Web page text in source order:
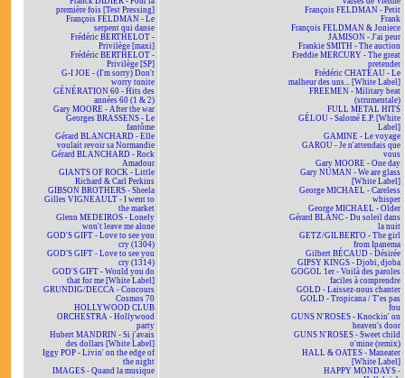
première fois [Test Pressing]
François FELDMAN - Le
serpent qui danse
Frédéric BERTHELOT -
Privilège [maxi]
Frédéric BERTHELOT -
Privilège [SP]
G-I JOE - (I'm sorry) Don't
worry tonite
GÉNÉRATION 60 - Hits des
années 60 (1 & 2)
Gary MOORE - After the war
Georges BRASSENS - Le
fantôme
Gérard BLANCHARD - Elle
voulait revoir sa Normandie
Gérard BLANCHARD - Rock
Amadour
GIANTS OF ROCK - Little
Richard & Carl Perkins
GIBSON BROTHERS - Sheela
Gilles VIGNEAULT - I went to
the market
Glenn MEDEIROS - Lonely
won't leave me alone
GOD'S GIFT - Love to see you
cry (1304)
GOD'S GIFT - Love to see you
cry (1314)
GOD'S GIFT - Would you do
that for me [White Label]
GRUNDIG/DECCA - Concours
Cosmos 70
HOLLYWOOD CLUB
ORCHESTRA - Hollywood
party
Hubert MANDRIN - Si j'avais
des dollars [White Label]
Iggy POP - Livin' on the edge of
the night
IMAGES - Quand la musique
François FELDMAN - Petit
Frank
François FELDMAN & Joniece
JAMISON - J'ai peur
Frankie SMITH - The auction
Freddie MERCURY - The great
pretender
Frédéric CHATEAU - Le
malheur des uns... [White Label]
FREEMEN - Military beat
(strumentale)
FULL METAL HITS
GÉLOU - Salomé E.P. [White
Label]
GAMINE - Le voyage
GAROU - Je n'attendais que
vous
Gary MOORE - One day
Gary NUMAN - We are glass
[White Label]
George MICHAEL - Careless
whisper
George MICHAEL - Older
Gérard BLANC - Du soleil dans
la nuit
GETZ/GILBERTO - The girl
from Ipanema
Gilbert BÉCAUD - Désirée
GIPSY KINGS - Djobi, djoba
GOGOL 1er - Voilà des paroles
faciles à comprendre
GOLD - Laissez-nous chanter
GOLD - Tropicana / T'es pas
fou
GUNS N'ROSES - Knockin' on
heaven's door
GUNS N'ROSES - Sweet child
o'mine (remix)
HALL & OATES - Maneater
[White Label]
HAPPY MONDAYS -